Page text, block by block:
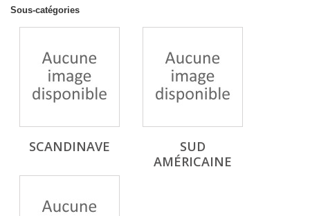
Sous-catégories
SCANDINAVE
SUD
AMÉRICAINE